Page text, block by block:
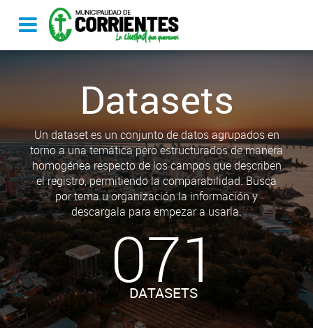
Datasets
Un dataset es un conjunto de datos agrupados en
torno a una temática pero estructurados de manera
homogénea respecto de los campos que describen
el registro, permitiendo la comparabilidad. Busca
por tema u organización la información y
descargala para empezar a usarla.
071
DATASETS